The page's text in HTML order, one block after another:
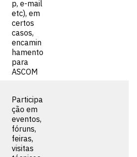
p, e-mail
etc), em
certos
casos,
encamin
hamento
para
ASCOM
Participa
ção em
eventos,
fóruns,
feiras,
visitas